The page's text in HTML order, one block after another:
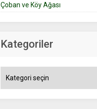
Çoban ve Köy Ağası
Kategoriler